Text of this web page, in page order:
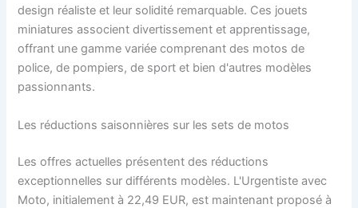
design réaliste et leur solidité remarquable. Ces jouets
miniatures associent divertissement et apprentissage,
offrant une gamme variée comprenant des motos de
police, de pompiers, de sport et bien d'autres modèles
passionnants.
Les réductions saisonnières sur les sets de motos
Les offres actuelles présentent des réductions
exceptionnelles sur différents modèles. L'Urgentiste avec
Moto, initialement à 22,49 EUR, est maintenant proposé à